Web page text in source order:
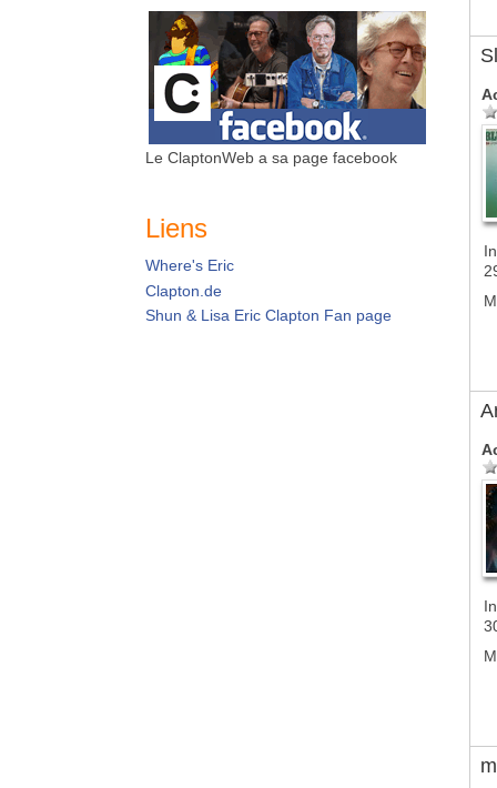
Le ClaptonWeb a sa page facebook
Liens
Where's Eric
Clapton.de
Shun & Lisa Eric Clapton Fan page